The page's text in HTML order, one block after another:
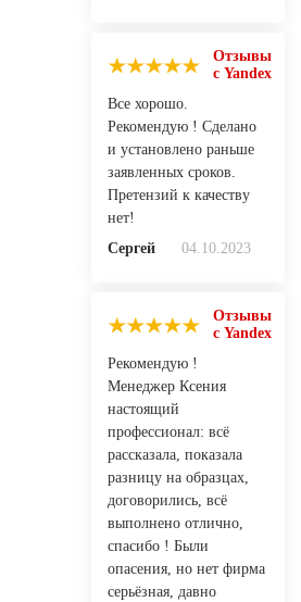
Отзывы
с Yandex
Все хорошо.
Рекомендую ! Сделано
и установлено раньше
заявленных сроков.
Претензий к качеству
нет!
Сергей
04.10.2023
Отзывы
с Yandex
Рекомендую !
Менеджер Ксения
настоящий
профессионал: всё
рассказала, показала
разницу на образцах,
договорились, всё
выполнено отлично,
спасибо ! Были
опасения, но нет фирма
серьёзная, давно